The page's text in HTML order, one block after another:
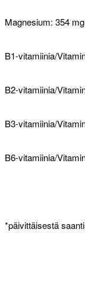
Magnesium: 354
B1-vitamiinia/
B2-vitamiinia/
B3-vitamiinia/
B6-vitamiinia/
*päivittäisestä